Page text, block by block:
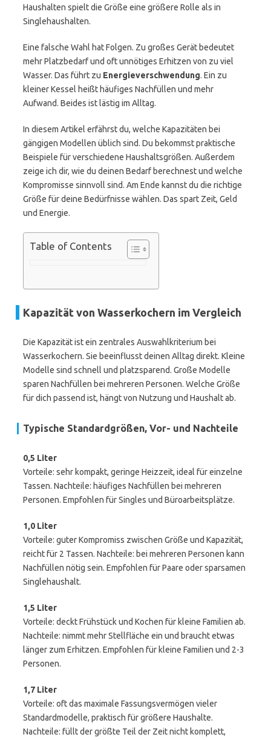
Haushalten spielt die Größe eine größere Rolle als in
Singlehaushalten.
Eine falsche Wahl hat Folgen. Zu großes Gerät bedeutet
mehr Platzbedarf und oft unnötiges Erhitzen von zu viel
Wasser. Das führt zu Energieverschwendung. Ein zu
kleiner Kessel heißt häufiges Nachfüllen und mehr
Aufwand. Beides ist lästig im Alltag.
In diesem Artikel erfährst du, welche Kapazitäten bei
gängigen Modellen üblich sind. Du bekommst praktische
Beispiele für verschiedene Haushaltsgrößen. Außerdem
zeige ich dir, wie du deinen Bedarf berechnest und welche
Kompromisse sinnvoll sind. Am Ende kannst du die richtige
Größe für deine Bedürfnisse wählen. Das spart Zeit, Geld
und Energie.
Table of Contents
Kapazität von Wasserkochern im Vergleich
Die Kapazität ist ein zentrales Auswahlkriterium bei
Wasserkochern. Sie beeinflusst deinen Alltag direkt. Kleine
Modelle sind schnell und platzsparend. Große Modelle
sparen Nachfüllen bei mehreren Personen. Welche Größe
für dich passend ist, hängt von Nutzung und Haushalt ab.
Typische Standardgrößen, Vor- und Nachteile
0,5 Liter
Vorteile: sehr kompakt, geringe Heizzeit, ideal für einzelne
Tassen. Nachteile: häufiges Nachfüllen bei mehreren
Personen. Empfohlen für Singles und Büroarbeitsplätze.
1,0 Liter
Vorteile: guter Kompromiss zwischen Größe und Kapazität,
reicht für 2 Tassen. Nachteile: bei mehreren Personen kann
Nachfüllen nötig sein. Empfohlen für Paare oder sparsamen
Singlehaushalt.
1,5 Liter
Vorteile: deckt Frühstück und Kochen für kleine Familien ab.
Nachteile: nimmt mehr Stellfläche ein und braucht etwas
länger zum Erhitzen. Empfohlen für kleine Familien und 2-3
Personen.
1,7 Liter
Vorteile: oft das maximale Fassungsvermögen vieler
Standardmodelle, praktisch für größere Haushalte.
Nachteile: füllt der größte Teil der Zeit nicht komplett,